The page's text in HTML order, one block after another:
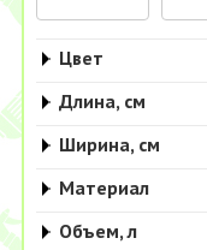
Цвет
Длина, см
Ширина, см
Материал
Объем, л